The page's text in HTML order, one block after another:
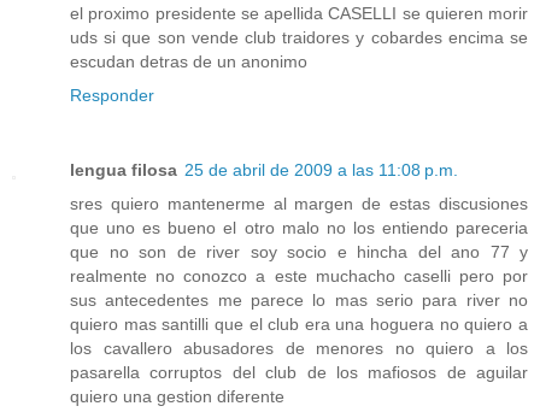
el proximo presidente se apellida CASELLI se quieren morir
uds si que son vende club traidores y cobardes encima se
escudan detras de un anonimo
Responder
lengua filosa 25 de abril de 2009 a las 11:08 p.m.
sres quiero mantenerme al margen de estas discusiones
que uno es bueno el otro malo no los entiendo pareceria
que no son de river soy socio e hincha del ano 77 y
realmente no conozco a este muchacho caselli pero por
sus antecedentes me parece lo mas serio para river no
quiero mas santilli que el club era una hoguera no quiero a
los cavallero abusadores de menores no quiero a los
pasarella corruptos del club de los mafiosos de aguilar
quiero una gestion diferente